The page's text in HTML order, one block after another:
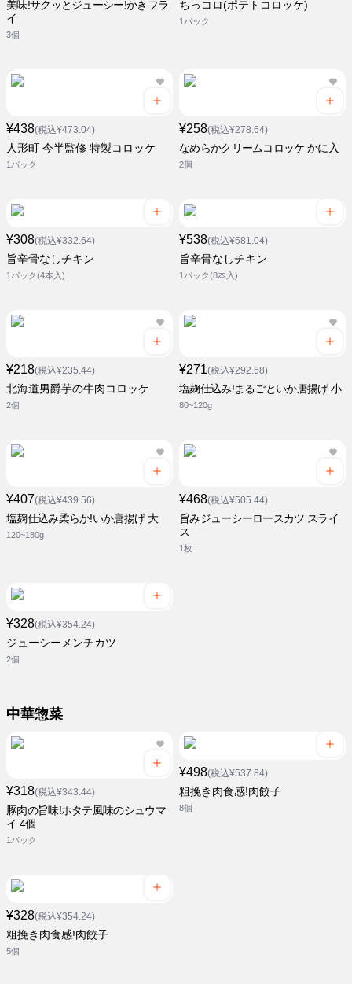
美味!サクッとジューシー!かきフラ
イ
3個
ちっコロ(ポテトコロッケ)
1パック
¥438(税込¥473.04)
人形町 今半監修 特製コロッケ
1パック
¥258(税込¥278.64)
なめらかクリームコロッケ かに入
2個
¥308(税込¥332.64)
旨辛骨なしチキン
1パック(4本入)
¥538(税込¥581.04)
旨辛骨なしチキン
1パック(8本入)
¥218(税込¥235.44)
北海道男爵芋の牛肉コロッケ
2個
¥271(税込¥292.68)
塩麹仕込み!まるごといか唐揚げ 小
80~120g
¥407(税込¥439.56)
塩麹仕込み柔らか!いか唐揚げ 大
120~180g
¥468(税込¥505.44)
旨みジューシーロースカツ スライ
ス
1枚
¥328(税込¥354.24)
ジューシーメンチカツ
2個
中華惣菜
¥318(税込¥343.44)
豚肉の旨味!ホタテ風味のシュウマ
イ 4個
1パック
¥498(税込¥537.84)
粗挽き肉食感!肉餃子
8個
¥328(税込¥354.24)
粗挽き肉食感!肉餃子
5個